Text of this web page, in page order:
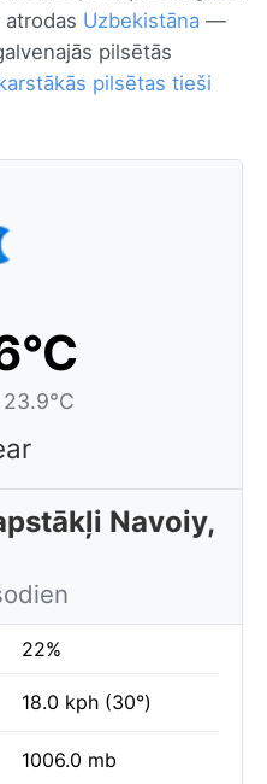
Uzbekistāna —
pilsētās
pilsētas tieši
Navoiy,
22%
18.0 kph (30°)
1006.0 mb